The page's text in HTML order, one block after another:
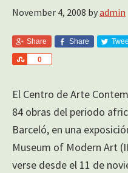
November 4, 2008 byadmin
Share Share
0
r
El Centro de Arte
84 obras del periodo
Barceló, en una
Museum of Modern Art
verse desde el 11 de